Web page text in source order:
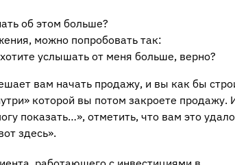
об этом больше?
можно попробовать так:
услышать от меня больше, верно?
вам начать продажу, и вы как бы
которой вы потом закроете продажу.
показать…», отметить, что вам это
здесь».